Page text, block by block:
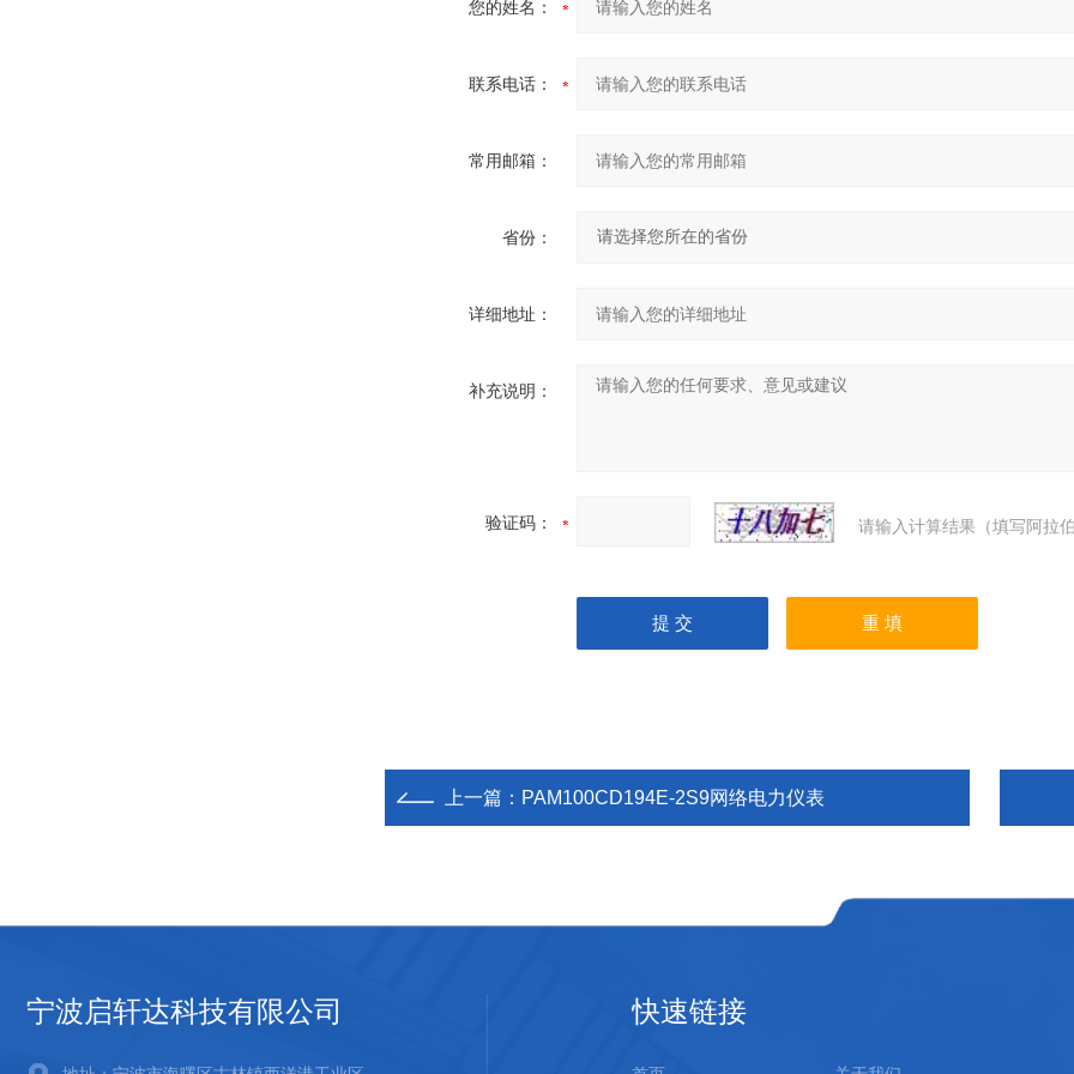
您的姓名：
联系电话：
常用邮箱：
省份：
详细地址：
补充说明：
验证码： 请输入计算结果（填写阿拉
上一篇： PAM100CD194E-2S9网络电力仪表
宁波启轩达科技有限公司 快速链接